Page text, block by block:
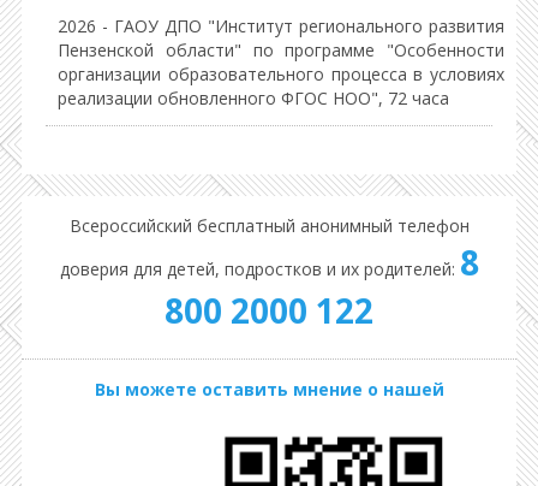
2026 - ГАОУ ДПО "Институт регионального развития
Пензенской области" по программе "Особенности
организации образовательного процесса в условиях
реализации обновленного ФГОС НОО", 72 часа
Всероссийский бесплатный анонимный телефон
доверия для детей, подростков и их родителей: 8
800 2000 122
Вы можете оставить мнение о нашей